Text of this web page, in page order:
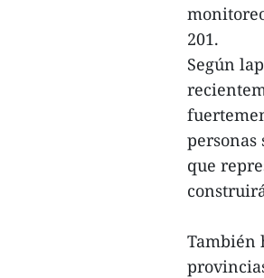
201.
Según
personas
que
También